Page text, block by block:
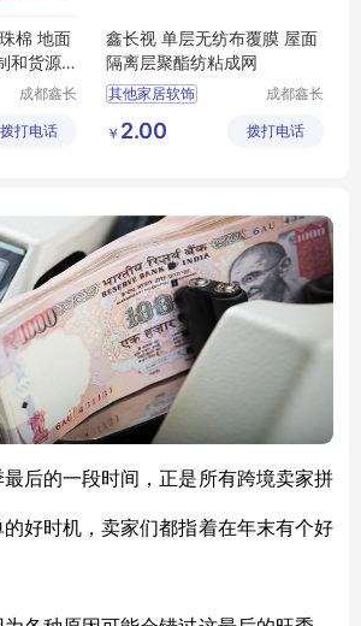
棉 地面
和货源
成都鑫长
料有限公
拨打电话
鑫长视 单层无纺布覆膜 屋面
隔离层聚酯纺粘成网
其他家居软饰
成都鑫长
料有限公
￥ 2.00 拨打电话
后的一段时间，正是所有跨境卖家拼
好时机，卖家们都指着在年末有个好